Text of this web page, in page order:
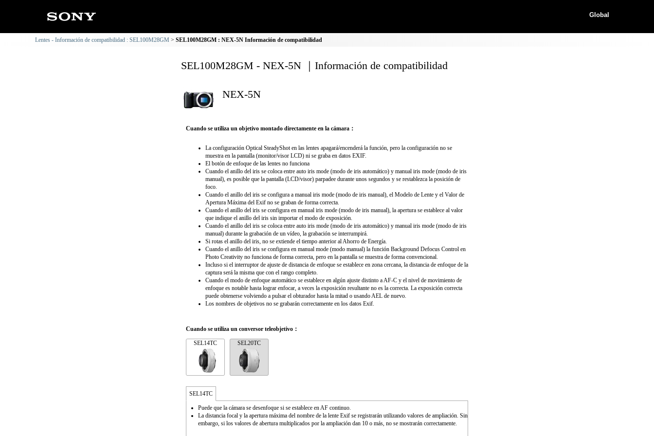
Global
Lentes - Información de compatibilidad : SEL100M28GM SEL100M28GM : NEX-5N Información de compatibilidad
SEL100M28GM - NEX-5N ｜Información de compatibilidad
NEX-5N
Cuando se utiliza un objetivo montado directamente en la cámara：
La configuración Optical SteadyShot en las lentes apagará/encenderá la función, pero la configuración no se
muestra en la pantalla (monitor/visor LCD) ni se graba en datos EXIF.
El botón de enfoque de las lentes no funciona
Cuando el anillo del iris se coloca entre auto iris mode (modo de iris automático) y manual iris mode (modo de iris
manual), es posible que la pantalla (LCD/visor) parpadee durante unos segundos y se restablezca la posición de
foco.
Cuando el anillo del iris se configura a manual iris mode (modo de iris manual), el Modelo de Lente y el Valor de
Apertura Máxima del Exif no se graban de forma correcta.
Cuando el anillo del iris se configura en manual iris mode (modo de iris manual), la apertura se establece al valor
que indique el anillo del iris sin importar el modo de exposición.
Cuando el anillo del iris se coloca entre auto iris mode (modo de iris automático) y manual iris mode (modo de iris
manual) durante la grabación de un vídeo, la grabación se interrumpirá.
Si rotas el anillo del iris, no se extiende el tiempo anterior al Ahorro de Energía.
Cuando el anillo del iris se configura en manual mode (modo manual) la función Background Defocus Control en
Photo Creativity no funciona de forma correcta, pero en la pantalla se muestra de forma convencional.
Incluso si el interruptor de ajuste de distancia de enfoque se establece en zona cercana, la distancia de enfoque de la
captura será la misma que con el rango completo.
Cuando el modo de enfoque automático se establece en algún ajuste distinto a AF-C y el nivel de movimiento de
enfoque es notable hasta lograr enfocar, a veces la exposición resultante no es la correcta. La exposición correcta
puede obtenerse volviendo a pulsar el obturador hasta la mitad o usando AEL de nuevo.
Los nombres de objetivos no se grabarán correctamente en los datos Exif.
Cuando se utiliza un conversor teleobjetivo：
SEL14TC SEL20TC
SEL14TC
Puede que la cámara se desenfoque si se establece en AF continuo.
La distancia focal y la apertura máxima del nombre de la lente Exif se registrarán utilizando valores de ampliación. Sin
embargo, si los valores de abertura multiplicados por la ampliación dan 10 o más, no se mostrarán correctamente.